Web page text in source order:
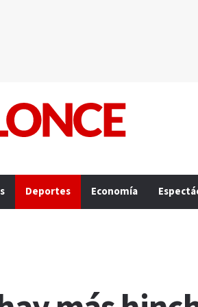
Deportes Economía